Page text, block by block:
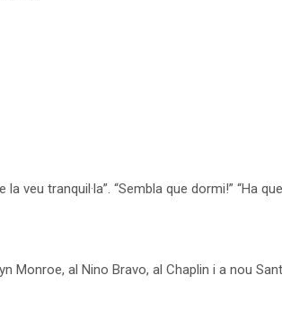
veu tranquil·la”. “Sembla que dormi!” “Ha
al Nino Bravo, al Chaplin i a nou